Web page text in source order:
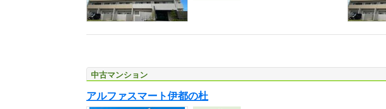
中古マンション
アルファスマート伊都の杜